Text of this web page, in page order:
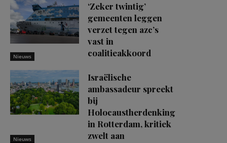
Nieuws
‘Zeker twintig’
gemeenten leggen
verzet tegen azc’s
vast in
coalitieakkoord
Nieuws
Israëlische
ambassadeur spreekt
bij
Holocaustherdenking
in Rotterdam, kritiek
zwelt aan